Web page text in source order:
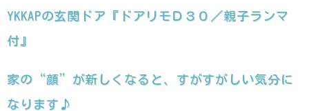
YKKAPの玄関ドア『ドアリモＤ３０／親子ランマ
付』
家の“顔”が新しくなると、すがすがしい気分に
なります♪